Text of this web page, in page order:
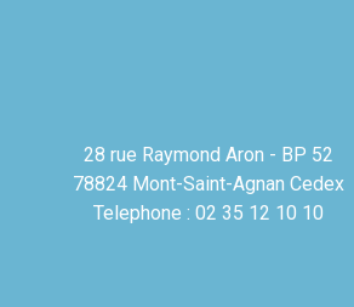
28 rue Raymond Aron - BP 52
78824 Mont-Saint-Agnan Cedex
Telephone : 02 35 12 10 10